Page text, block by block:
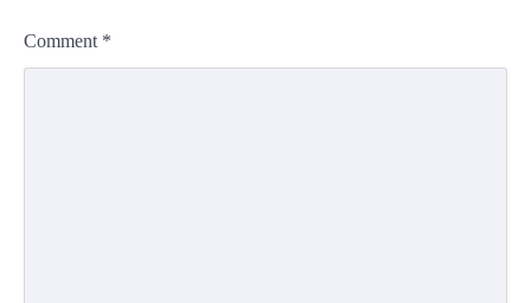
Comment *